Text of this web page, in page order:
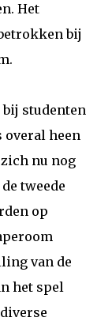
Het
bij
bij studenten
overal heen
nu nog
tweede
op
van de
het spel